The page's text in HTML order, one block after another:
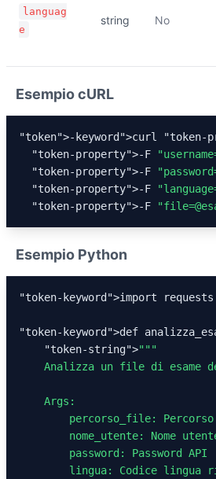
languag
e
string No
Esempio cURL
"token">-keyword ">curl "token-
"token-property">-F
"token-property">-F
"token-property">-F
"token-property">-F
Esempio Python
"token-keyword">import requests
"token-keyword">def
"token-string">"""
Analizza un file di esame
    Args:
percorso_file:
nome_utente: Nome
        password: Password API
lingua: Codice lingua